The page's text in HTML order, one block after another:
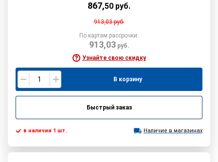
867,50 руб.
913,03руб.
По картам рассрочки:
913,03руб.
Узнайте свою скидку
В корзину
Быстрый заказ
в наличии 1 шт. Наличие в магазинах